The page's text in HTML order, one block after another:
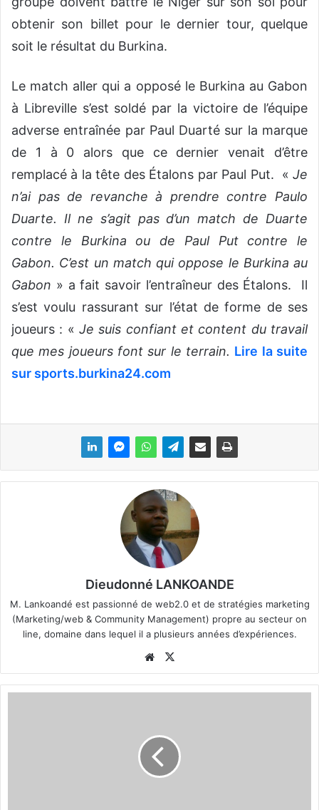
obtenir son billet pour le dernier tour, quelque
soit le résultat du Burkina.
Le match aller qui a opposé le Burkina au Gabon
à Libreville s’est soldé par la victoire de l’équipe
adverse entraînée par Paul Duarté sur la marque
de 1 à 0 alors que ce dernier venait d’être
remplacé à la tête des Étalons par Paul Put. « Je
n’ai pas de revanche à prendre contre Paulo
Duarte. Il ne s’agit pas d’un match de Duarte
contre le Burkina ou de Paul Put contre le
Gabon. C’est un match qui oppose le Burkina au
Gabon » a fait savoir l’entraîneur des Étalons. Il
s’est voulu rassurant sur l’état de forme de ses
joueurs : « Je suis confiant et content du travail
que mes joueurs font sur le terrain. Lire la suite
sur sports.burkina24.com
Dieudonné LANKOANDE
M. Lankoandé est passionné de web2.0 et de stratégies marketing
(Marketing/web & Community Management) propre au secteur on
line, domaine dans lequel il a plusieurs années d’expériences.
We
bsi
te